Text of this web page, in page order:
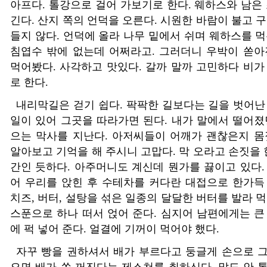
아프다. 톨강으로 걸어 가보기로 한다. 웨하스와 남은
긴다. 산지 쪽의 언덕을 오른다. 시원한 바람이 불고
들지 않다. 언덕에 올라 나무 밑에서 쉬며 웨하스를
침엽수 밖에 없는데 어쩌라고. 그러더니 우박이 쏟
먹어봤다. 사각하고 맛있다. 갈까 말까 고민하다 비
로 한다.
내리막길은 걷기 쉽다. 팍팍한 길보다는 길을 벗어
일이 있어 그곳을 따라가면 된다. 내가 말에서 떨어
으는 막사를 지난다. 아저씨들이 어깨가 괜찮은지
알아보고 기억을 해 주시니 고맙다. 막 오라고 손짓을
간인 듯하다. 아주머니도 계신데 뭔가를 끓이고 있다
어 우리를 앉힌 후 수테차를 커다란 대접으로 한가
치즈, 버터, 설탕을 섞은 일종의 달달한 버터를 발라
스푼으로 하나 떠서 얹어 준다. 심지어 남편에게는
에 퍽 넣어 준다. 얼결에 기꺼이 먹어야 했다.
자꾸 빵을 권하셔서 배가 부르다고 둥글게 손으로